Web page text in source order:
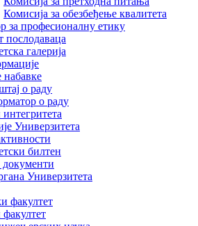
Комисија за обезбеђење квалитета
за професионалну етику
послодаваца
галерија
набавке
о раду
о раду
Универзитета
билтен
Универзитета
факултет